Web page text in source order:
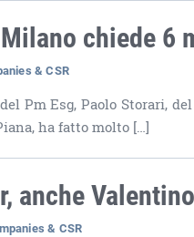
chiede 6
& CSR
Pm Esg, Paolo Storari,
ha fatto molto […]
anche
& CSR